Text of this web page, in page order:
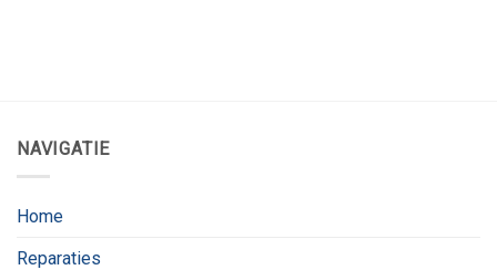
NAVIGATIE
Home
Reparaties